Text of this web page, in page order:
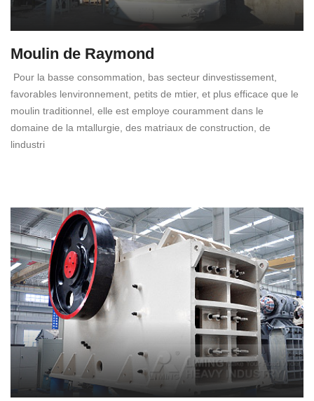
Moulin de Raymond
Pour la basse consommation, bas secteur dinvestissement,
favorables lenvironnement, petits de mtier, et plus efficace que le
moulin traditionnel, elle est employe couramment dans le
domaine de la mtallurgie, des matriaux de construction, de
lindustri